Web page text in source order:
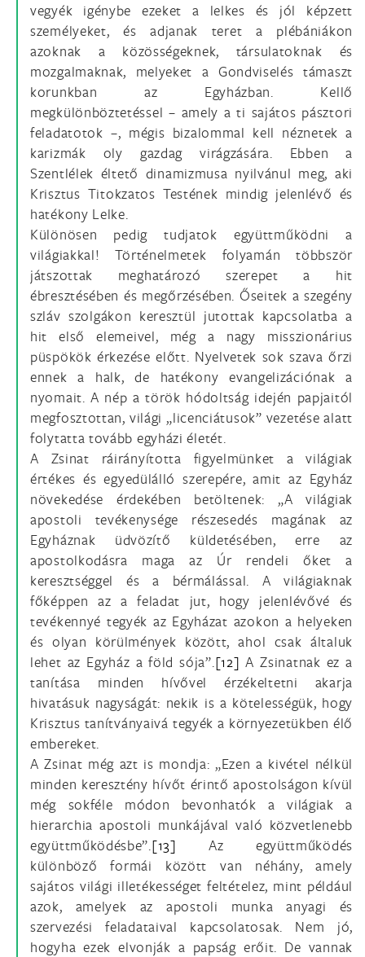
vegyék igénybe ezeket a lelkes és jól képzett
személyeket, és adjanak teret a plébániákon
azoknak a közösségeknek, társulatoknak és
mozgalmaknak, melyeket a Gondviselés támaszt
korunkban az Egyházban. Kellő
megkülönböztetéssel – amely a ti sajátos pásztori
feladatotok –, mégis bizalommal kell néznetek a
karizmák oly gazdag virágzására. Ebben a
Szentlélek éltető dinamizmusa nyilvánul meg, aki
Krisztus Titokzatos Testének mindig jelenlévő és
hatékony Lelke.
Különösen pedig tudjatok együttműködni a
világiakkal! Történelmetek folyamán többször
játszottak meghatározó szerepet a hit
ébresztésében és megőrzésében. Őseitek a szegény
szláv szolgákon keresztül jutottak kapcsolatba a
hit első elemeivel, még a nagy misszionárius
püspökök érkezése előtt. Nyelvetek sok szava őrzi
ennek a halk, de hatékony evangelizációnak a
nyomait. A nép a török hódoltság idején papjaitól
megfosztottan, világi „licenciátusok” vezetése alatt
folytatta tovább egyházi életét.
A Zsinat ráirányította figyelmünket a világiak
értékes és egyedülálló szerepére, amit az Egyház
növekedése érdekében betöltenek: „A világiak
apostoli tevékenysége részesedés magának az
Egyháznak üdvözítő küldetésében, erre az
apostolkodásra maga az Úr rendeli őket a
keresztséggel és a bérmálással. A világiaknak
főképpen az a feladat jut, hogy jelenlévővé és
tevékennyé tegyék az Egyházat azokon a helyeken
és olyan körülmények között, ahol csak általuk
lehet az Egyház a föld sója”.[12] A Zsinatnak ez a
tanítása minden hívővel érzékeltetni akarja
hivatásuk nagyságát: nekik is a kötelességük, hogy
Krisztus tanítványaivá tegyék a környezetükben élő
embereket.
A Zsinat még azt is mondja: „Ezen a kivétel nélkül
minden keresztény hívőt érintő apostolságon kívül
még sokféle módon bevonhatók a világiak a
hierarchia apostoli munkájával való közvetlenebb
együttműködésbe”.[13] Az együttműködés
különböző formái között van néhány, amely
sajátos világi illetékességet feltételez, mint például
azok, amelyek az apostoli munka anyagi és
szervezési feladataival kapcsolatosak. Nem jó,
hogyha ezek elvonják a papság erőit. De vannak